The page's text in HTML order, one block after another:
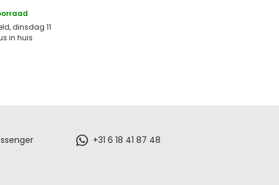
dinsdag 11
in huis
+31 6 18 41 87 48